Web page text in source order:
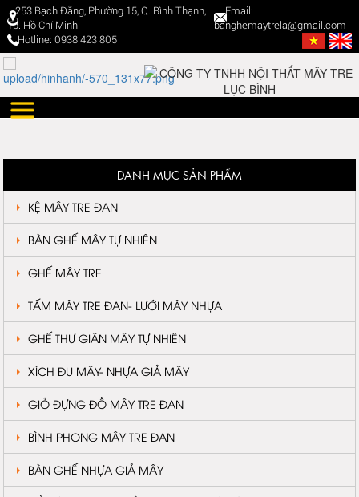
253 Bạch Đằng, Phường 15, Q. Bình Thạnh,
Tp. Hồ Chí Minh
Email:
banghemaytrela@gmail.com
Hotline: 0938 423 805
DANH MỤC SẢN PHẨM
KỆ MÂY TRE ĐAN
BÀN GHẾ MÂY TỰ NHIÊN
GHẾ MÂY TRE
TẤM MÂY TRE ĐAN- LƯỚI MÂY NHỰA
GHẾ THƯ GIÃN MÂY TỰ NHIÊN
XÍCH ĐU MÂY- NHỰA GIẢ MÂY
GIỎ ĐỰNG ĐỒ MÂY TRE ĐAN
BÌNH PHONG MÂY TRE ĐAN
BÀN GHẾ NHỰA GIẢ MÂY